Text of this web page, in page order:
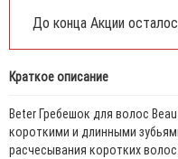
До конца Акции
Краткое описание
Beter Гребешок для волос
короткими и длинными
расчесывания коротких